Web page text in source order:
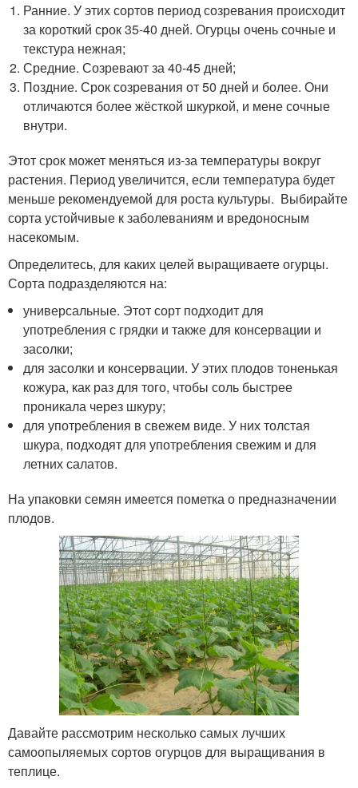
Ранние. У этих сортов период созревания происходит
за короткий срок 35-40 дней. Огурцы очень сочные и
текстура нежная;
Средние. Созревают за 40-45 дней;
Поздние. Срок созревания от 50 дней и более. Они
отличаются более жёсткой шкуркой, и мене сочные
внутри.
Этот срок может меняться из-за температуры вокруг
растения. Период увеличится, если температура будет
меньше рекомендуемой для роста культуры. Выбирайте
сорта устойчивые к заболеваниям и вредоносным
насекомым.
Определитесь, для каких целей выращиваете огурцы.
Сорта подразделяются на:
универсальные. Этот сорт подходит для
употребления с грядки и также для консервации и
засолки;
для засолки и консервации. У этих плодов тоненькая
кожура, как раз для того, чтобы соль быстрее
проникала через шкуру;
для употребления в свежем виде. У них толстая
шкура, подходят для употребления свежим и для
летних салатов.
На упаковки семян имеется пометка о предназначении
плодов.
Давайте рассмотрим несколько самых лучших
самоопыляемых сортов огурцов для выращивания в
теплице.